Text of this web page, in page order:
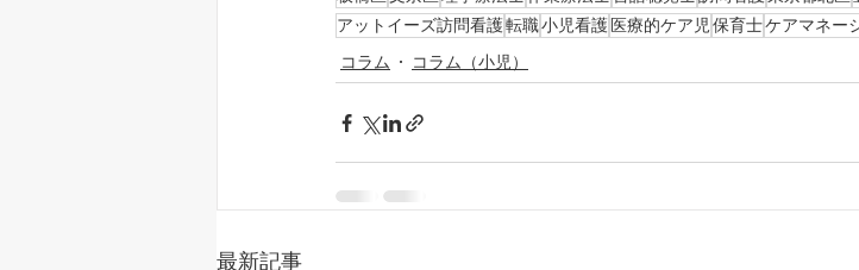
アットイーズ訪問看護転職小児看護 医療的ケア児 保育士ケアマネー
コラム
コラム（小児）
最新記事